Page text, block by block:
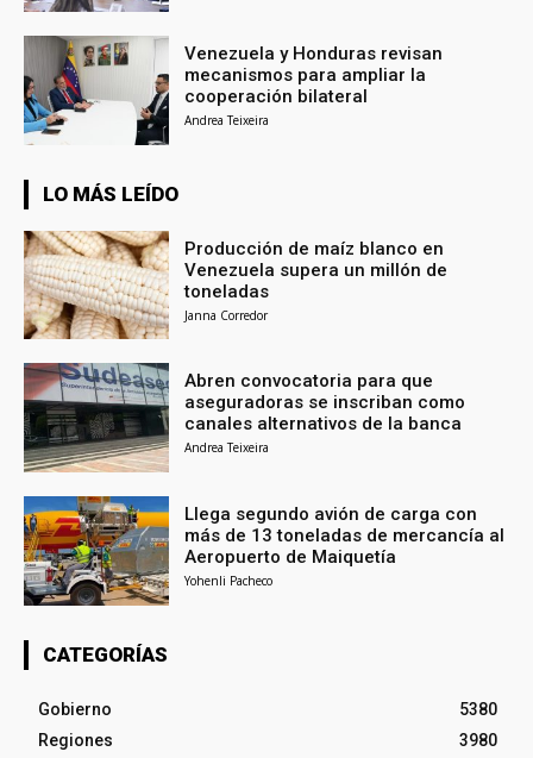
Venezuela y Honduras revisan
mecanismos para ampliar la
cooperación bilateral
Andrea Teixeira
LO MÁS LEÍDO
Producción de maíz blanco en
Venezuela supera un millón de
toneladas
Janna Corredor
Abren convocatoria para que
aseguradoras se inscriban como
canales alternativos de la banca
Andrea Teixeira
Llega segundo avión de carga con
más de 13 toneladas de mercancía al
Aeropuerto de Maiquetía
Yohenli Pacheco
CATEGORÍAS
Gobierno
5380
Regiones
3980